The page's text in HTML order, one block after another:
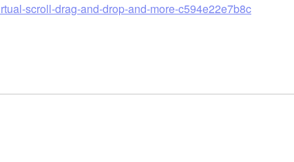
scroll-drag-and-drop-and-more-c594e22e7b8c